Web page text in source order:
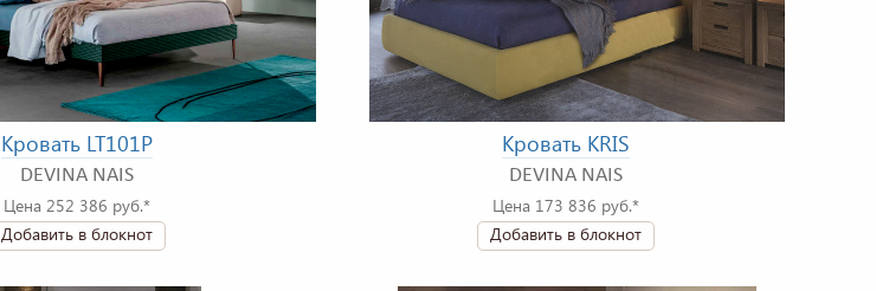
Кровать LT101P
DEVINA NAIS
Цена 252 386 руб.*
Добавить в блокнот
Кровать KRIS
DEVINA NAIS
Цена 173 836 руб.*
Добавить в блокнот